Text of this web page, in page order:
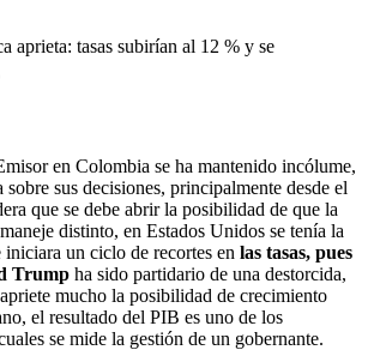
aprieta: tasas subirían al 12 % y se
en Colombia se ha mantenido incólume,
sobre sus decisiones, principalmente desde el
que se debe abrir la posibilidad de que la
distinto, en Estados Unidos se tenía la
iniciara un ciclo de recortes en las tasas, pues
Trump ha sido partidario de una destorcida,
mucho la posibilidad de crecimiento
el resultado del PIB es uno de los
se mide la gestión de un gobernante.